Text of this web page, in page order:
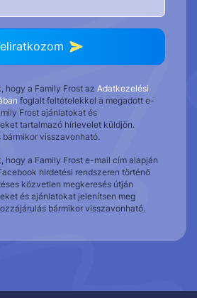
hogy a Family Frost az Adatkezelési
foglalt feltételekkel a megadott e-
Frost ajánlatokat és
tartalmazó hírlevelet küldjön.
bármikor visszavonható.
hogy a Family Frost e-mail cím alapján
hirdetési rendszeren történő
közvetlen megkeresés útján
és ajánlatokat jelenítsen meg
bármikor visszavonható.